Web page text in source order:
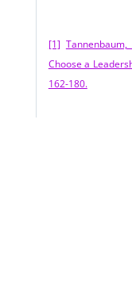
[1]
Choose a
162-180.